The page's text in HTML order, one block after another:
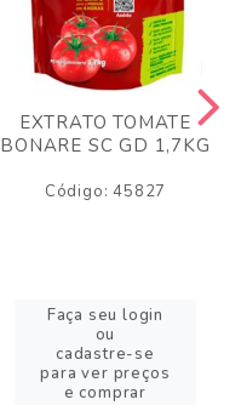
EXTRATO TOMATE
BONARE SC GD 1,7KG
Código: 45827
Faça seu login
ou
cadastre-se
para ver preços
e comprar